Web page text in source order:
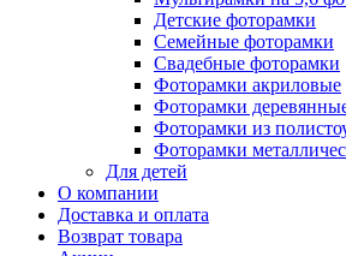
Детские фоторамки
Семейные фоторамки
Свадебные фоторамки
Фоторамки акриловые
Фоторамки
Фоторамки из
Фоторамки
Для детей
О компании
Доставка и оплата
Возврат товара